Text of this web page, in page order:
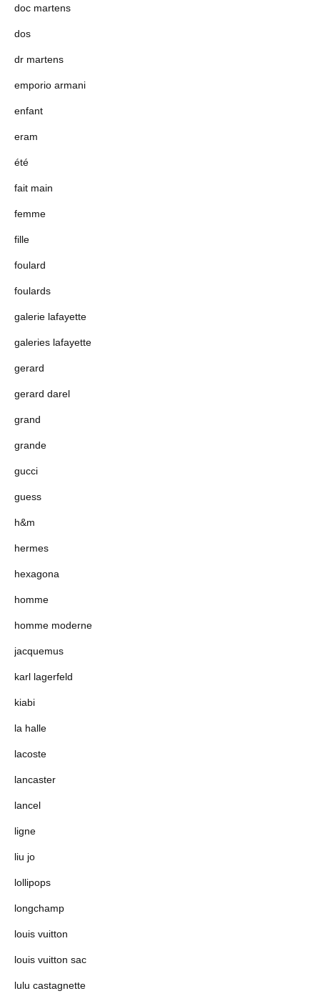
doc martens
dos
dr martens
emporio armani
enfant
eram
été
fait main
femme
fille
foulard
foulards
galerie lafayette
galeries lafayette
gerard
gerard darel
grand
grande
gucci
guess
h&m
hermes
hexagona
homme
homme moderne
jacquemus
karl lagerfeld
kiabi
la halle
lacoste
lancaster
lancel
ligne
liu jo
lollipops
longchamp
louis vuitton
louis vuitton sac
lulu castagnette